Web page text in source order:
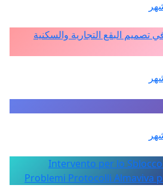
تصميم البقع التجارية والسكنية
Intervento per lo
Problemi Protocolli Almaviva